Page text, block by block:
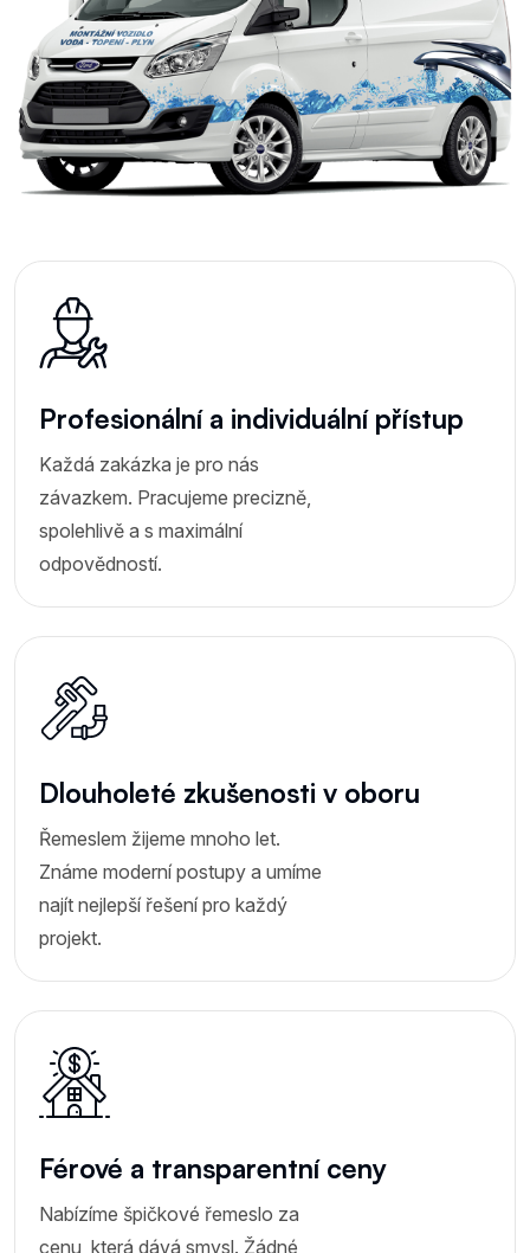
Profesionální a individuální přístup
Každá zakázka je pro nás
závazkem. Pracujeme precizně,
spolehlivě a s maximální
odpovědností.
Dlouholeté zkušenosti v oboru
Řemeslem žijeme mnoho let.
Známe moderní postupy a umíme
najít nejlepší řešení pro každý
projekt.
Férové a transparentní ceny
Nabízíme špičkové řemeslo za
cenu, která dává smysl. Žádné